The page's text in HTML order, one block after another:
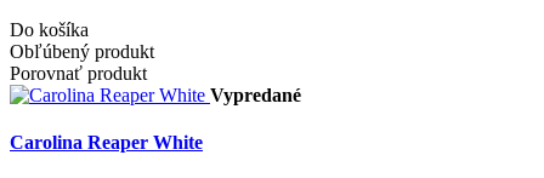
Do košíka
Obľúbený produkt
Porovnať produkt
Vypredané
Carolina Reaper White